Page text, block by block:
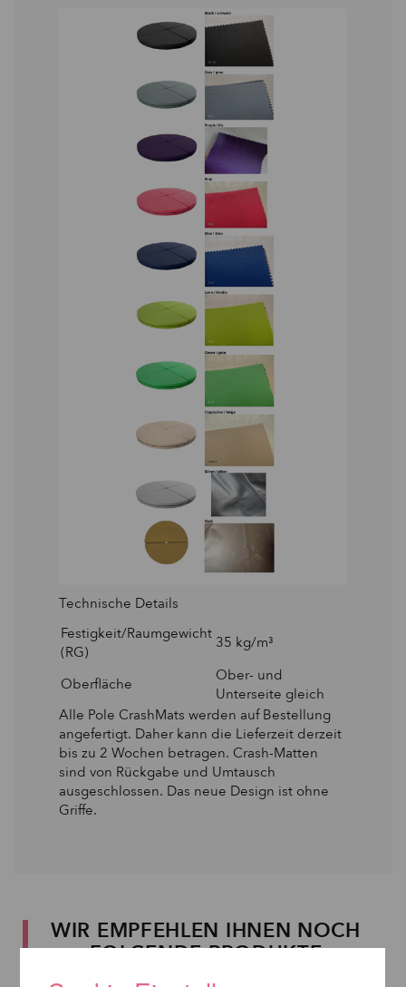
Technische Details
Festigkeit/Raumgewicht
(RG)
35 kg/m³
Oberfläche
Ober- und
Unterseite gleich
Alle Pole CrashMats werden auf Bestellung
angefertigt. Daher kann die Lieferzeit derzeit
bis zu 2 Wochen betragen. Crash-Matten
sind von Rückgabe und Umtausch
ausgeschlossen. Das neue Design ist ohne
Griffe.
WIR EMPFEHLEN IHNEN NOCH
FOLGENDE PRODUKTE